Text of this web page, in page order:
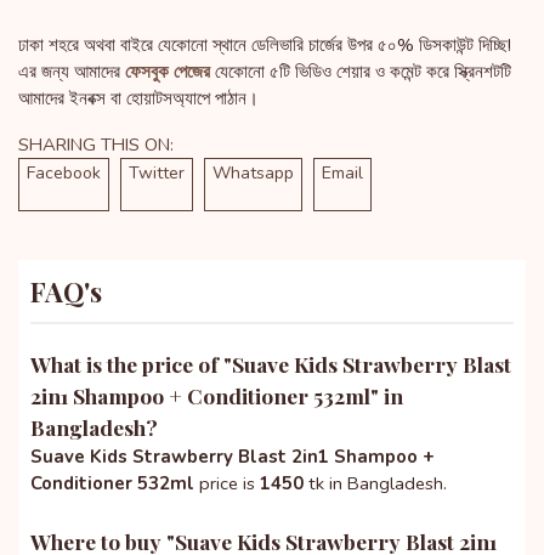
ঢাকা শহরে অথবা বাইরে যেকোনো স্থানে ডেলিভারি চার্জের উপর ৫০% ডিসকাউন্ট দিচ্ছি!
এর জন্য আমাদের ফেসবুক পেজেরযেকোনো ৫টি ভিডিও শেয়ার ও কমেন্ট করে স্ক্রিনশটটি
আমাদের ইনবক্স বা হোয়াটসঅ্যাপে পাঠান।
SHARING THIS ON:
Facebook Twitter Whatsapp Email
FAQ's
What is the price of "Suave Kids Strawberry Blast
2in1 Shampoo + Conditioner 532ml" in
Bangladesh?
Suave Kids Strawberry Blast 2in1 Shampoo +
Conditioner 532ml price is 1450 tk in Bangladesh.
Where to buy "Suave Kids Strawberry Blast 2in1